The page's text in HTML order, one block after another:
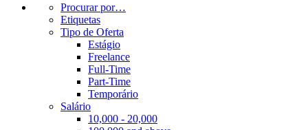
Procurar por…
Etiquetas
Tipo de Oferta
Estágio
Freelance
Full-Time
Part-Time
Temporário
Salário
10,000 - 20,000